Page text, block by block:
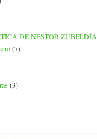
DE NÉSTOR ZUBELDÍA
(7)
(3)